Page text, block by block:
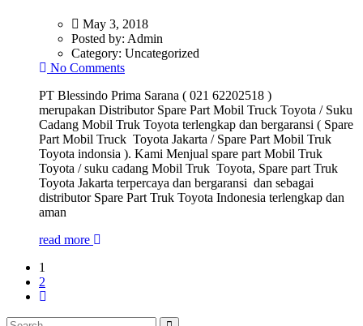
May 3, 2018
Posted by: Admin
Category: Uncategorized
No Comments
PT Blessindo Prima Sarana ( 021 62202518 )
merupakan Distributor Spare Part Mobil Truck Toyota / Suku
Cadang Mobil Truk Toyota terlengkap dan bergaransi ( Spare
Part Mobil Truck Toyota Jakarta / Spare Part Mobil Truk
Toyota indonsia ). Kami Menjual spare part Mobil Truk
Toyota / suku cadang Mobil Truk Toyota, Spare part Truk
Toyota Jakarta terpercaya dan bergaransi dan sebagai
distributor Spare Part Truk Toyota Indonesia terlengkap dan
aman
read more
1
2